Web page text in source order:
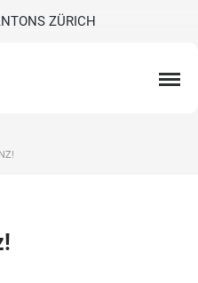
ZÜRICH